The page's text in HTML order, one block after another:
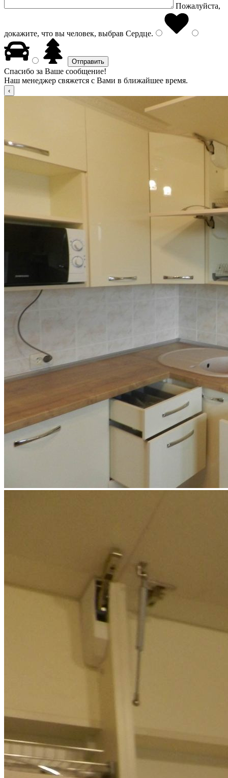
Пожалуйста,
докажите, что вы человек, выбрав Сердце.
Спасибо за Ваше сообщение!
Наш менеджер свяжется с Вами в ближайшее время.